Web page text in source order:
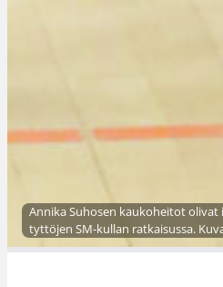
Annika Suhosen kaukoheitot olivat
tyttöjen SM-kullan ratkaisussa.